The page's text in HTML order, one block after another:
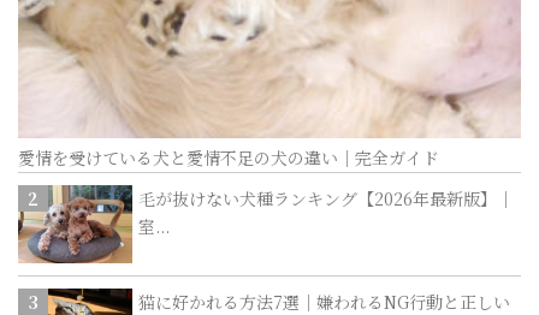
愛情を受けている犬と愛情不足の犬の違い｜完全ガイド
毛が抜けない犬種ランキング【2026年最新版】｜
室...
猫に好かれる方法7選｜嫌われるNG行動と正しい